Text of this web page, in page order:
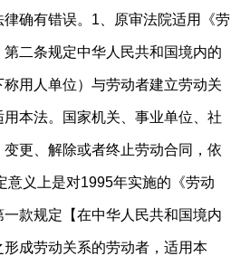
确有错误。1、原审法院适用《劳
二条规定中华人民共和国境内的
用人单位）与劳动者建立劳动关
本法。国家机关、事业单位、社
更、解除或者终止劳动合同，依
意义上是对1995年实施的《劳动
款规定【在中华人民共和国境内
成劳动关系的劳动者，适用本